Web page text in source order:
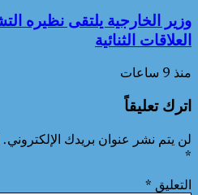
وزير الخارجية يلتقى نظيره
العلاقات الثنائية
منذ 9 ساعات
اترك تعليقاً
لن يتم نشر عنوان بريدك الإلكتروني.
*
التعليق *